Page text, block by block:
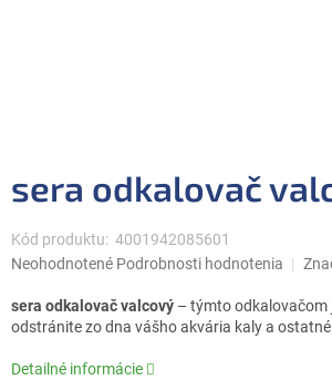
sera odkalovač
Kód produktu: 4001942085601
Priemerné
produktu
je
z
Neohodnotené Podrobnosti hodnotenia
sera odkalovač valcový – týmto odkalovačom
odstránite zo dna vášho akvária kaly a
Detailné informácie